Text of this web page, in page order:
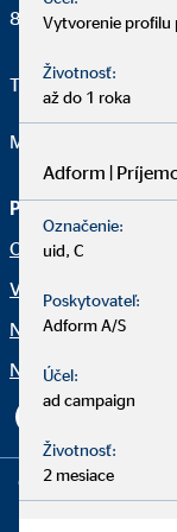
851 01 Bratislava
Telefon:421 908
Mail:
Právne
Ochrana osobných
Vyhlásenie o
Netiketa
Nastavenia súborov
Copyright © 2026
Vytvorenie profilu
Životnosť:
až do 1 roka
Adform |
Označenie:
uid, C
Poskytovateľ:
Adform A/S
Účel:
ad campaign
Životnosť:
2 mesiace